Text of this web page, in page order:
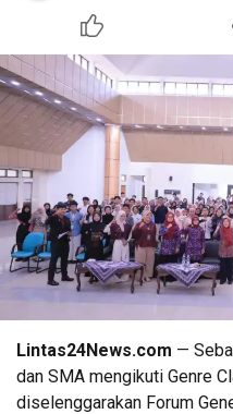
Lintas24News.com —
dan SMA mengikuti Genre
diselenggarakan Forum